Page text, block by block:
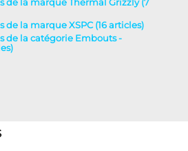
de la marque Thermal Grizzly (7
la marque XSPC (16 articles)
de la catégorie Embouts -